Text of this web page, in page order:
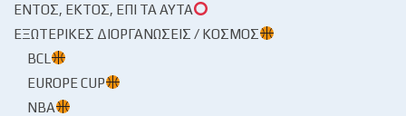
ΕΝΤΌΣ, ΕΚΤΌΣ, ΕΠΊ ΤΑ ΑΥΤΆ
ΕΞΩΤΕΡΙΚΈΣ ΔΙΟΡΓΑΝΏΣΕΙΣ / ΚΌΣΜΟΣ
BCL
EUROPE CUP
NBA